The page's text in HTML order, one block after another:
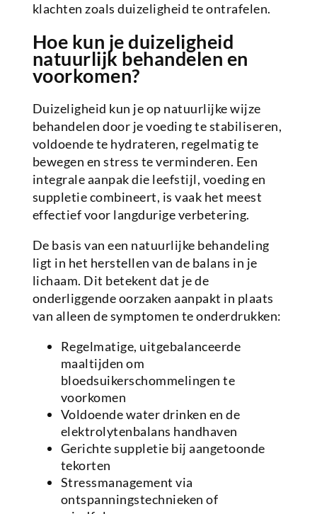
klachten zoals duizeligheid te ontrafelen.
Hoe kun je duizeligheid
natuurlijk behandelen en
voorkomen?
Duizeligheid kun je op natuurlijke wijze
behandelen door je voeding te stabiliseren,
voldoende te hydrateren, regelmatig te
bewegen en stress te verminderen. Een
integrale aanpak die leefstijl, voeding en
suppletie combineert, is vaak het meest
effectief voor langdurige verbetering.
De basis van een natuurlijke behandeling
ligt in het herstellen van de balans in je
lichaam. Dit betekent dat je de
onderliggende oorzaken aanpakt in plaats
van alleen de symptomen te onderdrukken:
Regelmatige, uitgebalanceerde
maaltijden om
bloedsuikerschommelingen te
voorkomen
Voldoende water drinken en de
elektrolytenbalans handhaven
Gerichte suppletie bij aangetoonde
tekorten
Stressmanagement via
ontspanningstechnieken of